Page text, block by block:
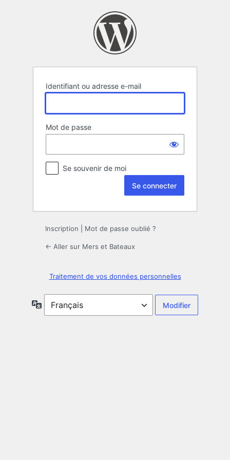
Identifiant ou adresse e-mail
Mot de passe
Se souvenir de moi
Inscription Mot de passe oublié ?
← Aller sur Mers et Bateaux
Traitement de vos données personnelles
Langue